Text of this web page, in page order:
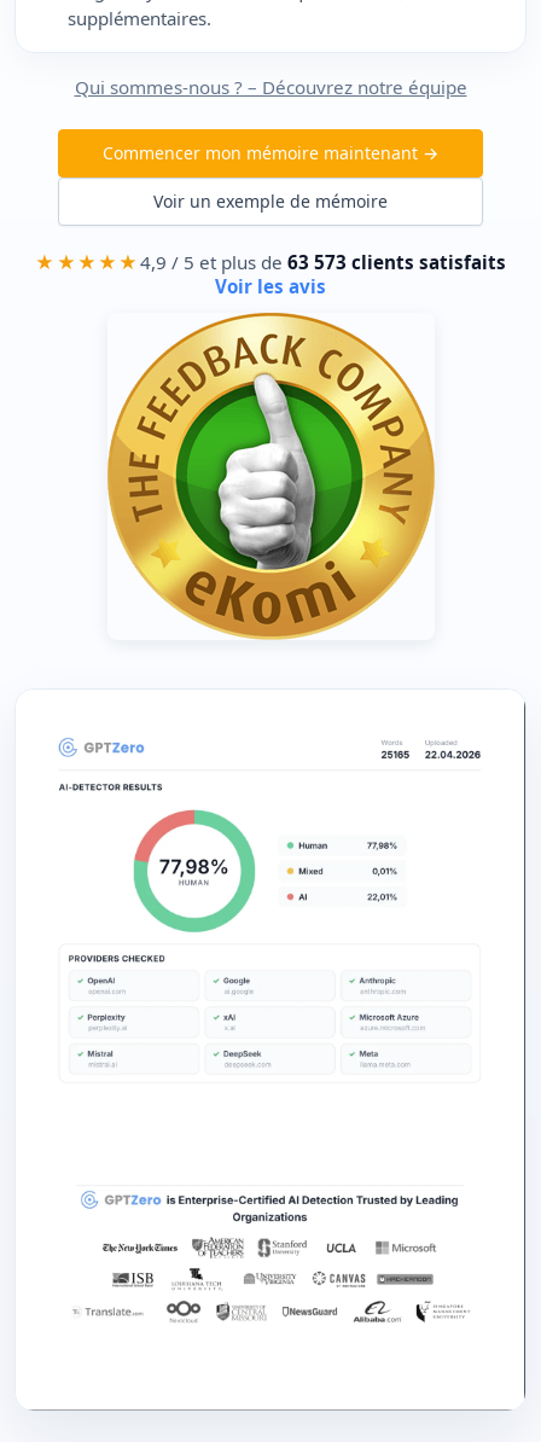
supplémentaires.
Qui sommes-nous ? – Découvrez notre équipe
Commencer mon mémoire maintenant →
Voir un exemple de mémoire
★★★★★ 4,9 / 5 et plus de 63 573 clients satisfaits
Voir les avis